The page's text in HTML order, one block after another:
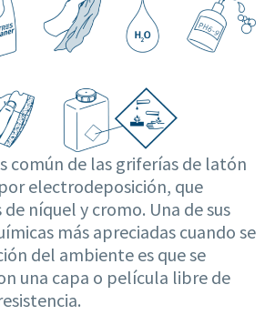
común de las griferías de latón
electrodeposición, que
níquel y cromo. Una de sus
más apreciadas cuando se
del ambiente es que se
una capa o película libre de